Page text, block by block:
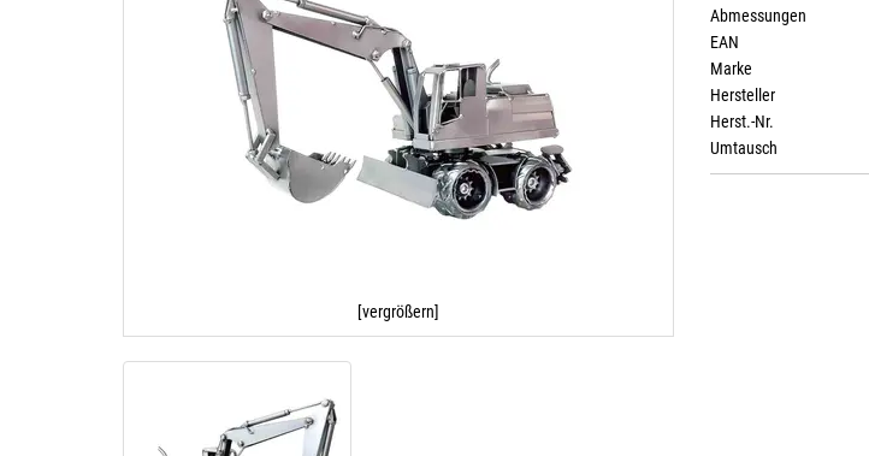
[vergrößern]
Abmessungen
EAN
Marke
Hersteller
Herst.-Nr.
Umtausch